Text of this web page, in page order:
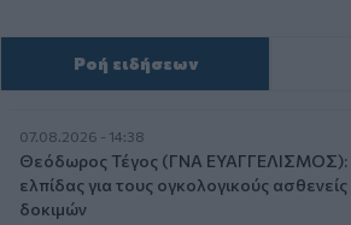
Ροή ειδήσεων
07.08.2026 - 14:38
Θεόδωρος Τέγος (ΓΝΑ ΕΥΑΓΓΕΛΙΣΜΟΣ):
ελπίδας για τους ογκολογικούς
δοκιμών